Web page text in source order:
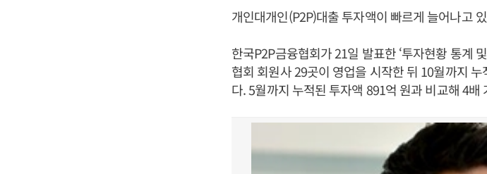
개인대개인(P2P)대출 투자액이 빠르게 늘어나고
한국P2P금융협회가 21일 발표한 ‘투자현황 통계
협회 회원사 29곳이 영업을 시작한 뒤 10월까지
다. 5월까지 누적된 투자액 891억 원과 비교해 4배